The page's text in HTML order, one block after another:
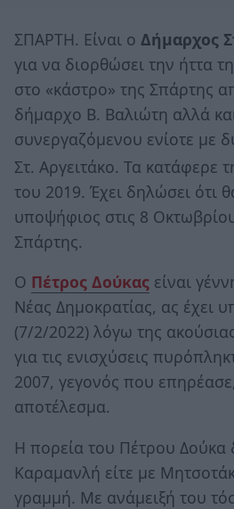
ΣΠΑΡΤΗ. Είναι ο Δήμαρχος
για να διορθώσει την ήττα
στο «κάστρο» της Σπάρτης
δήμαρχο Β. Βαλιώτη αλλά
συνεργαζόμενου ενίοτε με
Στ. Αργειτάκο. Τα κατάφερε
του 2019. Έχει δηλώσει ότι
υποψήφιος στις 8
Σπάρτης.
Ο Πέτρος Δούκας είναι
Νέας Δημοκρατίας, ας έχει
(7/2/2022) λόγω της
για τις ενισχύσεις
2007, γεγονός που
αποτέλεσμα.
Η πορεία του Πέτρου Δούκα
Καραμανλή είτε με
γραμμή. Με ανάμειξή του